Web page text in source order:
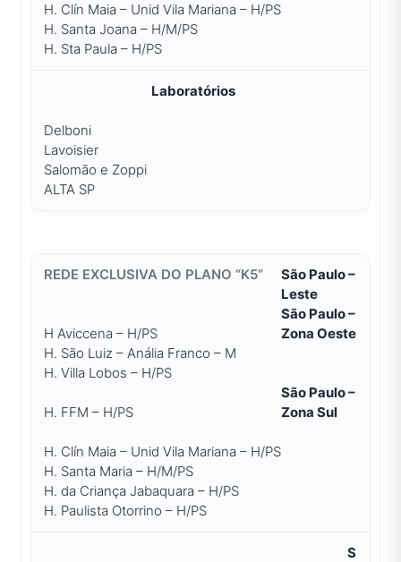
H. Clín Maia – Unid Vila Mariana – H/PS
H. Santa Joana – H/M/PS
H. Sta Paula – H/PS
Laboratórios
Delboni
Lavoisier
Salomão e Zoppi
ALTA SP
São Paulo –
Leste
H Aviccena – H/PS
H. São Luiz – Anália Franco – M
H. Villa Lobos – H/PS
São Paulo –
Zona Oeste
H. FFM – H/PS
São Paulo –
Zona Sul
H. Clín Maia – Unid Vila Mariana – H/PS
H. Santa Maria – H/M/PS
H. da Criança Jabaquara – H/PS
H. Paulista Otorrino – H/PS
S